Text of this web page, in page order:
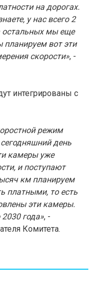
на дорогах.
у нас всего 2
остальных мы еще
планируем вот эти
скорости», -
интегрированы с
режим
день
камеры уже
и поступают
км планируем
платными, то есть
эти камеры.
года», -
Комитета.